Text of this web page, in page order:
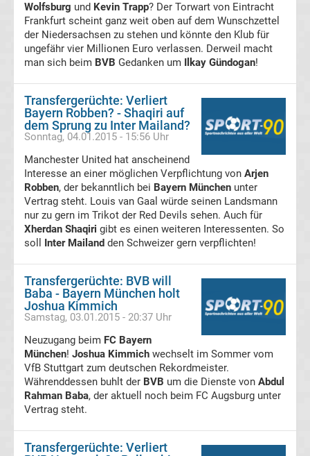
Meistertrainer
Liste
Oberliga-
Meister
Liste
DDR
Oberliga
Torschützenkönige
Deutsche
Fußballkommentatoren
DFB-
Hallenmasters
Sieger
Wolfsburg und Kevin Trapp? Der Torwart von Eintracht
Frankfurt scheint ganz weit oben auf dem Wunschzettel
der Niedersachsen zu stehen und könnte den Klub für
ungefähr vier Millionen Euro verlassen. Derweil macht
man sich beim BVB Gedanken um Ilkay Gündogan!
Transfergerüchte: Verliert
Bayern Robben? - Shaqiri auf
dem Sprung zu Inter Mailand?
Sonntag, 04.01.2015 - 15:56 Uhr
Manchester United hat anscheinend
Interesse an einer möglichen Verpflichtung von Arjen
Robben, der bekanntlich bei Bayern München unter
Vertrag steht. Louis van Gaal würde seinen Landsmann
nur zu gern im Trikot der Red Devils sehen. Auch für
Xherdan Shaqiri gibt es einen weiteren Interessenten. So
soll Inter Mailand den Schweizer gern verpflichten!
Transfergerüchte: BVB will
Baba - Bayern München holt
Joshua Kimmich
Samstag, 03.01.2015 - 20:37 Uhr
Neuzugang beim FC Bayern
München! Joshua Kimmich wechselt im Sommer vom
VfB Stuttgart zum deutschen Rekordmeister.
Währenddessen buhlt der BVB um die Dienste von Abdul
Rahman Baba, der aktuell noch beim FC Augsburg unter
Vertrag steht.
Transfergerüchte: Verliert